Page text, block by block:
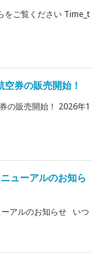
をご覧ください Time_t
券の販売開始！
の販売開始！ 2026年1
ューアルのお知ら
アルのお知らせ いつ